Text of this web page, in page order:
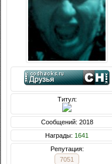
Титул:
Сообщений: 2018
Награды: 1641
Репутация:
7051